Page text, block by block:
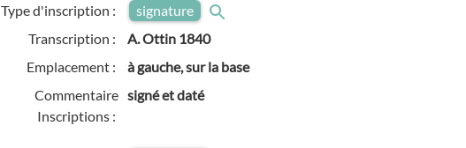
Type d'inscription :
signature
Transcription :
A. Ottin 1840
Emplacement :
à gauche, sur la base
Commentaire
Inscriptions :
signé et daté